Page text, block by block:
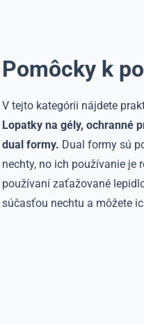
Pomôcky k
V tejto kategórii nájdete
Lopatky na gély, ochranné
dual formy. Dual formy sú
nechty, no ich používanie je
používaní zaťažované
súčasťou nechtu a môžete